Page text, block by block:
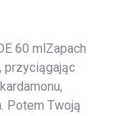
60 mlZapach
przyciągając
Potem Twoją